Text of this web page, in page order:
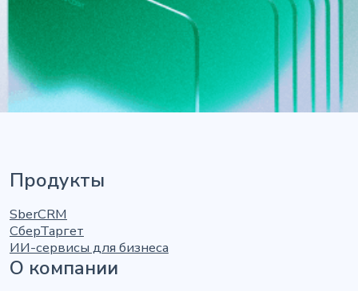
Продукты
SberCRM
СберТаргет
ИИ-сервисы для бизнеса
О компании